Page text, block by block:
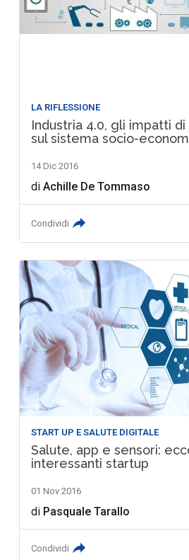
LA RIFLESSIONE
Industria 4.0, gli impatti
sul sistema socio-
14 Dic 2016
diAchille De Tommaso
Condividi
START UP E SALUTE DIGITALE
Salute, app e sensori:
interessanti startup
01 Nov 2016
di Pasquale Tarallo
Condividi